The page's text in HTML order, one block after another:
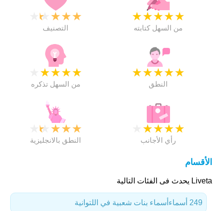
★
★
★
★
التصنيف
★
★
★
★
★
من السهل كتابته
★
★
★
★
من السهل تذكره
★
★
★
★
★
النطق
★
★
★
★
النطق بالانجليزية
★
★
★
★
رأي الأجانب
الأقسام
Liveta يحدث فى الفئات التالية
أسماء بنات شعبية في اللتوانية 249 أسماء